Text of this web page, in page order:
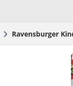
Ravensburger